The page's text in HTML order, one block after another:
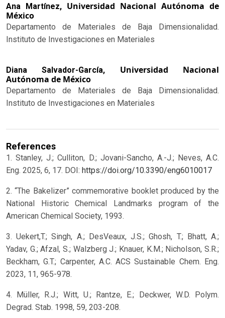
Ana Martínez, Universidad Nacional Autónoma de
México
Departamento de Materiales de Baja Dimensionalidad.
Instituto de Investigaciones en Materiales
Diana Salvador-García, Universidad Nacional
Autónoma de México
Departamento de Materiales de Baja Dimensionalidad.
Instituto de Investigaciones en Materiales
References
1. Stanley, J.; Culliton, D.; Jovani-Sancho, A.-J.; Neves, A.C.
Eng. 2025, 6, 17. DOI: https://doi.org/10.3390/eng6010017
2. “The Bakelizer” commemorative booklet produced by the
National Historic Chemical Landmarks program of the
American Chemical Society, 1993.
3. Uekert,T.; Singh, A.; DesVeaux, J.S.; Ghosh, T.; Bhatt, A.;
Yadav, G.; Afzal, S.; Walzberg J.; Knauer, K.M.; Nicholson, S.R.;
Beckham, G.T.; Carpenter, A.C. ACS Sustainable Chem. Eng.
2023, 11, 965-978.
4. Müller, R.J.; Witt, U.; Rantze, E.; Deckwer, W.D. Polym.
Degrad. Stab. 1998, 59, 203-208.